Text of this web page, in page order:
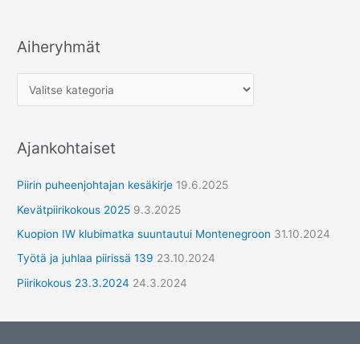
Aiheryhmät
A
e
y
t
Ajankohtaiset
Piirin puheenjohtajan kesäkirje 19.6.2025
Kevätpiirikokous 2025 9.3.2025
Kuopion IW klubimatka suuntautui Montenegroon 31.10.2024
Työtä ja juhlaa piirissä 139 23.10.2024
Piirikokous 23.3.2024 24.3.2024